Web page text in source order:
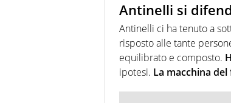
Antinelli si
Antinelli ci ha tenuto a
risposto alle tante
equilibrato e composto.
ipotesi. La macchina